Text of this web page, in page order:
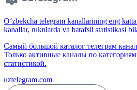
O‘zbekcha telegram kanallarining eng
kanallar, ruknlarda va batafsil statistikasi
Самый большой каталог телеграм
Только активные каналы по
статистикой.
uztelegram.com